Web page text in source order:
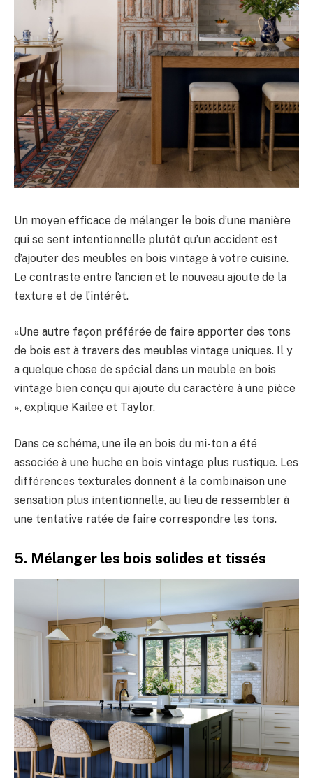
Un moyen efficace de mélanger le bois d’une manière
qui se sent intentionnelle plutôt qu’un accident est
d’ajouter des meubles en bois vintage à votre cuisine.
Le contraste entre l’ancien et le nouveau ajoute de la
texture et de l’intérêt.
«Une autre façon préférée de faire apporter des tons
de bois est à travers des meubles vintage uniques. Il y
a quelque chose de spécial dans un meuble en bois
vintage bien conçu qui ajoute du caractère à une pièce
», explique Kailee et Taylor.
Dans ce schéma, une île en bois du mi-ton a été
associée à une huche en bois vintage plus rustique. Les
différences texturales donnent à la combinaison une
sensation plus intentionnelle, au lieu de ressembler à
une tentative ratée de faire correspondre les tons.
5. Mélanger les bois solides et tissés